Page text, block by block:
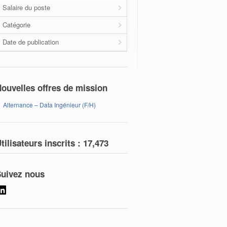
Salaire du poste
Catégorie
Date de publication
offres de mission
Alternance – Data Ingénieur (F/H)
inscrits : 17,473
nous